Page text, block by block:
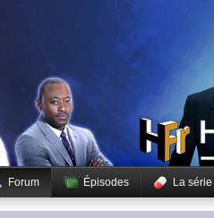
Forum Épisodes La série